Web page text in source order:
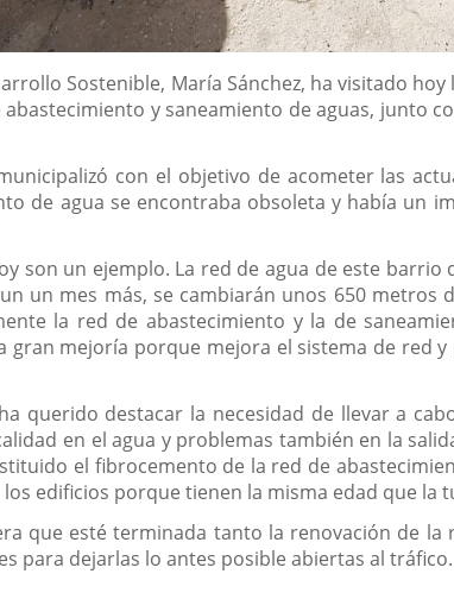
Sostenible, María Sánchez, ha visitado
y saneamiento de aguas, junto
con el objetivo de acometer las
de agua se encontraba obsoleta y había un
son un ejemplo. La red de agua de este
un mes más, se cambiarán unos 650
la red de abastecimiento y la de
mejoría porque mejora el sistema de red
querido destacar la necesidad de llevar a
en el agua y problemas también en la
el fibrocemento de la red de
edificios porque tienen la misma edad que la
que esté terminada tanto la renovación de
para dejarlas lo antes posible abiertas al tráfico.